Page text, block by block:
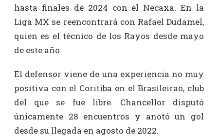
hasta finales de 2024 con el Necaxa. En la
Liga MX se reencontrará con Rafael Dudamel,
quien es el técnico de los Rayos desde mayo
de este año.
El defensor viene de una experiencia no muy
positiva con el Coritiba en el Brasileirao, club
del que se fue libre. Chancellor disputó
únicamente 28 encuentros y anotó un gol
desde su llegada en agosto de 2022.